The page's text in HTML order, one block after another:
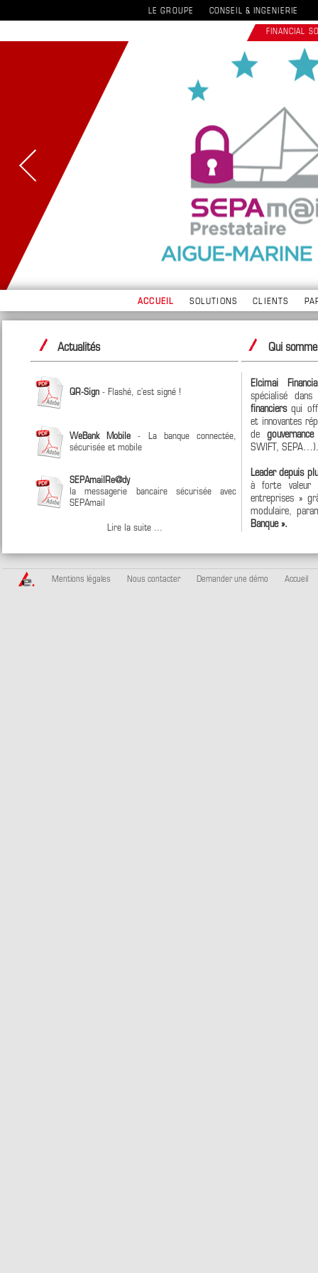
LE GROUPE CONSEIL & INGENIERIE
FINANCIAL
ACCUEIL SOLUTIONS CLIENTS
Actualités
QR-Sign - Flashé, c'est signé !
WeBank Mobile- La banque connectée,
sécurisée et mobile
SEPAmailRe@dy
la messagerie bancaire sécurisée avec
SEPAmail
Lire la suite ...
Qui
Elcimai
spécialisé
financiersqui
et innovantes
de
SWIFT, SEPA…).
Leader depuis
à forte valeur
entreprises »
modulaire,
Banque ».
Mentions légales Nous contacter Demander une démo Accueil